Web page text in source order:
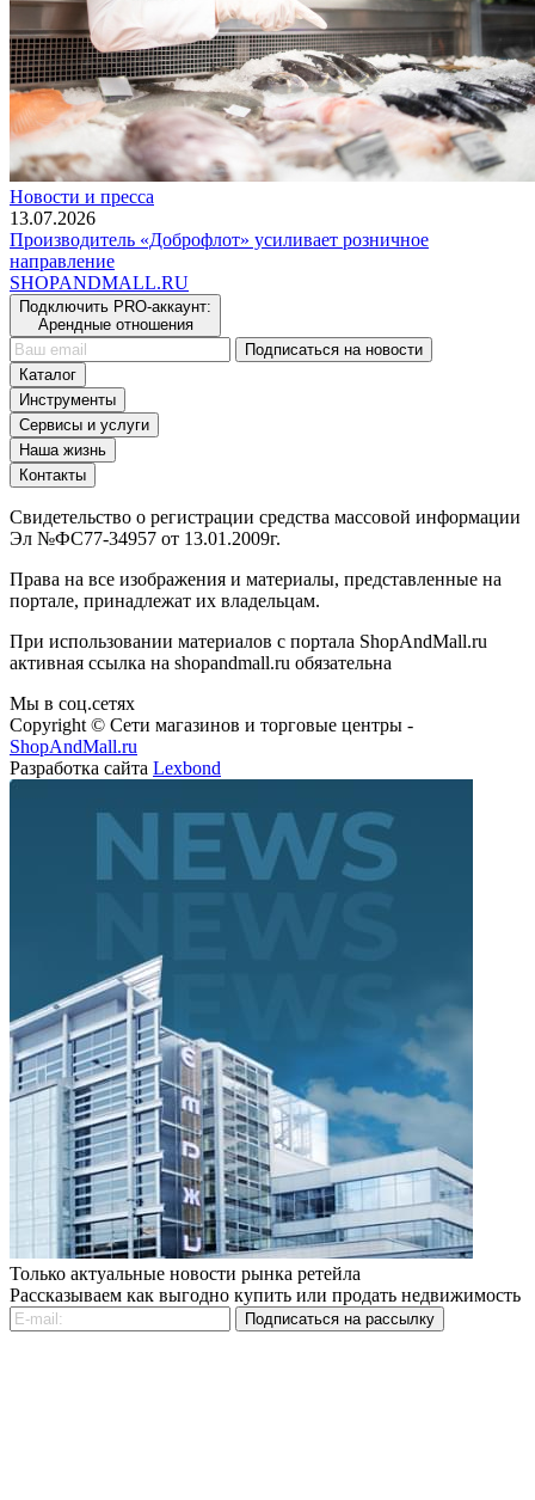
Новости и пресса
13.07.2026
Производитель «Доброфлот» усиливает розничное
направление
SHOPANDMALL.RU
Подключить PRO-аккаунт:
Арендные отношения
Подписаться на новости
Каталог
Инструменты
Сервисы и услуги
Наша жизнь
Контакты
Свидетельство о регистрации средства массовой информации
Эл №ФС77-34957 от 13.01.2009г.
Права на все изображения и материалы, представленные на
портале, принадлежат их владельцам.
При использовании материалов с портала ShopAndMall.ru
активная ссылка на shopandmall.ru обязательна
Мы в соц.сетях
Copyright © Сети магазинов и торговые центры -
ShopAndMall.ru
Разработка сайта Lexbond
Только актуальные новости рынка ретейла
Рассказываем как выгодно купить или продать недвижимость